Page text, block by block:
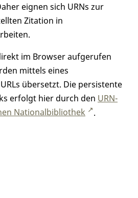
eignen sich URNs zur
Zitation in
im Browser aufgerufen
mittels eines
übersetzt. Die persistente
erfolgt hier durch den URN-
Nationalbibliothek
.